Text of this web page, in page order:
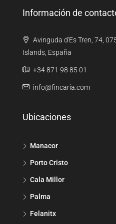
Información de
Avinguda d'Es Tren, 74,
Islands, España
+34 871 98 85 01
info@fincaria.com
Ubicaciones
Manacor
Porto Cristo
Cala Millor
Palma
Felanitx